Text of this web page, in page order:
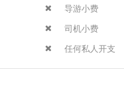
导游小费
司机小费
任何私人开支